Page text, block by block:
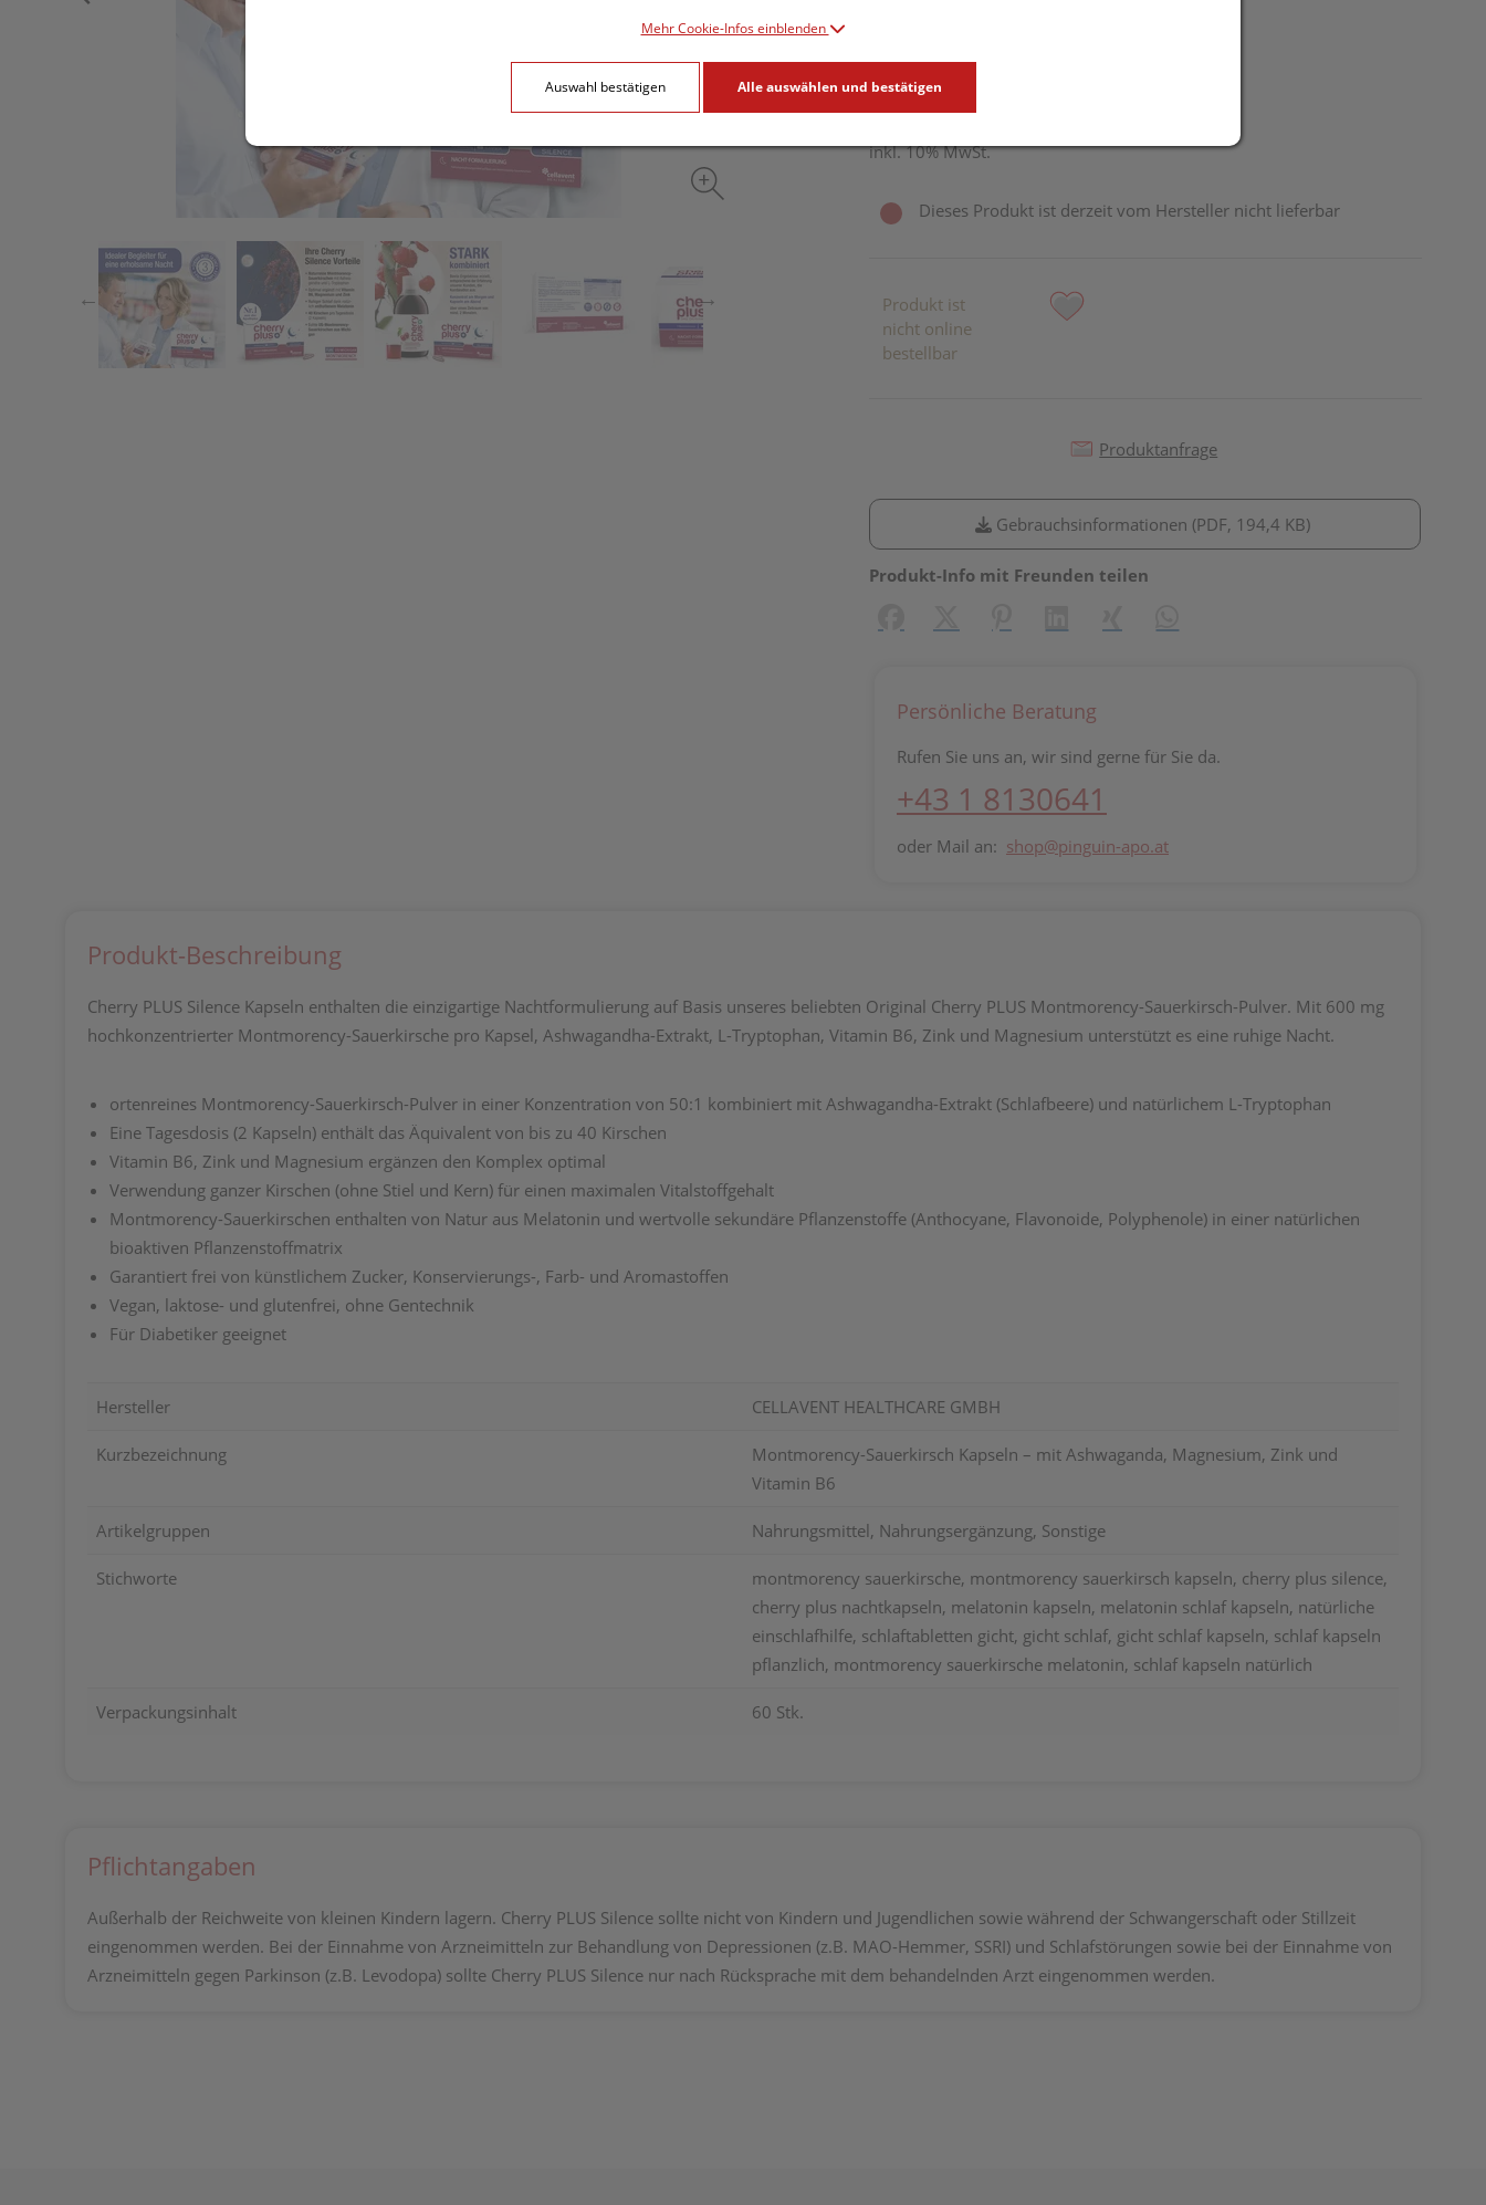
60 Stk. / Einheit
inkl. 10% MwSt.
Dieses Produkt ist derzeit vom Hersteller nicht lieferbar
Produkt ist
nicht online
bestellbar
Produktanfrage
Gebrauchsinformationen (PDF, 194,4 KB)
Produkt-Info mit Freunden teilen
Persönliche Beratung
Rufen Sie uns an, wir sind gerne für Sie da.
+43 1 8130641
oder Mail an: shop@pinguin-apo.at
Produkt-Beschreibung
Cherry PLUS Silence Kapseln enthalten die einzigartige Nachtformulierung auf Basis unseres beliebten Original Cherry PLUS Montmorency-Sauerkirsch-Pulver. Mit 600 mg
hochkonzentrierter Montmorency-Sauerkirsche pro Kapsel, Ashwagandha-Extrakt, L-Tryptophan, Vitamin B6, Zink und Magnesium unterstützt es eine ruhige Nacht.
ortenreines Montmorency-Sauerkirsch-Pulver in einer Konzentration von 50:1 kombiniert mit Ashwagandha-Extrakt (Schlafbeere) und natürlichem L-Tryptophan
Eine Tagesdosis (2 Kapseln) enthält das Äquivalent von bis zu 40 Kirschen
Vitamin B6, Zink und Magnesium ergänzen den Komplex optimal
Verwendung ganzer Kirschen (ohne Stiel und Kern) für einen maximalen Vitalstoffgehalt
Montmorency-Sauerkirschen enthalten von Natur aus Melatonin und wertvolle sekundäre Pflanzenstoffe (Anthocyane, Flavonoide, Polyphenole) in einer natürlichen
bioaktiven Pflanzenstoffmatrix
Garantiert frei von künstlichem Zucker, Konservierungs-, Farb- und Aromastoffen
Vegan, laktose- und glutenfrei, ohne Gentechnik
Für Diabetiker geeignet
Hersteller CELLAVENT HEALTHCARE GMBH
Kurzbezeichnung
Montmorency-Sauerkirsch Kapseln – mit Ashwaganda, Magnesium, Zink und
Vitamin B6
Artikelgruppen Nahrungsmittel, Nahrungsergänzung, Sonstige
Stichworte
montmorency sauerkirsche, montmorency sauerkirsch kapseln, cherry plus silence,
cherry plus nachtkapseln, melatonin kapseln, melatonin schlaf kapseln, natürliche
einschlafhilfe, schlaftabletten gicht, gicht schlaf, gicht schlaf kapseln, schlaf kapseln
pflanzlich, montmorency sauerkirsche melatonin, schlaf kapseln natürlich
Verpackungsinhalt 60 Stk.
Pflichtangaben
Außerhalb der Reichweite von kleinen Kindern lagern. Cherry PLUS Silence sollte nicht von Kindern und Jugendlichen sowie während der Schwangerschaft oder Stillzeit
eingenommen werden. Bei der Einnahme von Arzneimitteln zur Behandlung von Depressionen (z.B. MAO-Hemmer, SSRI) und Schlafstörungen sowie bei der Einnahme von
Arzneimitteln gegen Parkinson (z.B. Levodopa) sollte Cherry PLUS Silence nur nach Rücksprache mit dem behandelnden Arzt eingenommen werden.
Mehr Cookie-Infos einblenden
Auswahl bestätigen Alle auswählen und bestätigen